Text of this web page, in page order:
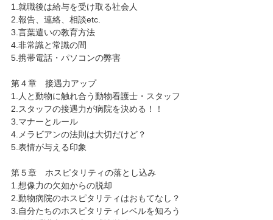
1.就職後は給与を受け取る社会人
2.報告、連絡、相談etc.
3.言葉遣いの教育方法
4.非常識と常識の間
5.携帯電話・パソコンの弊害
第４章 接遇力アップ
1.人と動物に触れ合う動物看護士・スタッフ
2.スタッフの接遇力が病院を決める！！
3.マナーとルール
4.メラビアンの法則は大切だけど？
5.表情が与える印象
第５章 ホスピタリティの落とし込み
1.想像力の欠如からの脱却
2.動物病院のホスピタリティはおもてなし？
3.自分たちのホスピタリティレベルを知ろう